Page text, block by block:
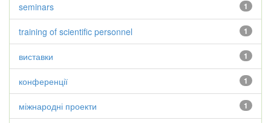
1
seminars
1
training of scientific personnel
1
виставки
1
конференції
1
міжнародні проекти